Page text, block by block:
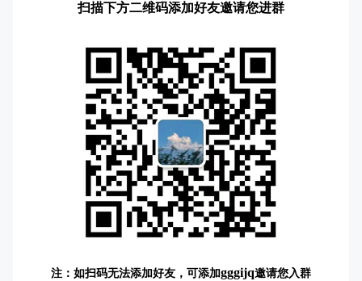
扫描下方二维码添加好友邀请您进群
注：如扫码无法添加好友，可添加gggijq邀请您入群